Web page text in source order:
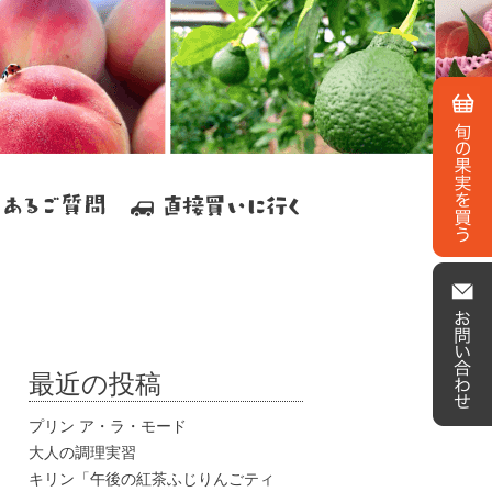
最近の投稿
プリン ア・ラ・モード
大人の調理実習
キリン「午後の紅茶ふじりんごティ